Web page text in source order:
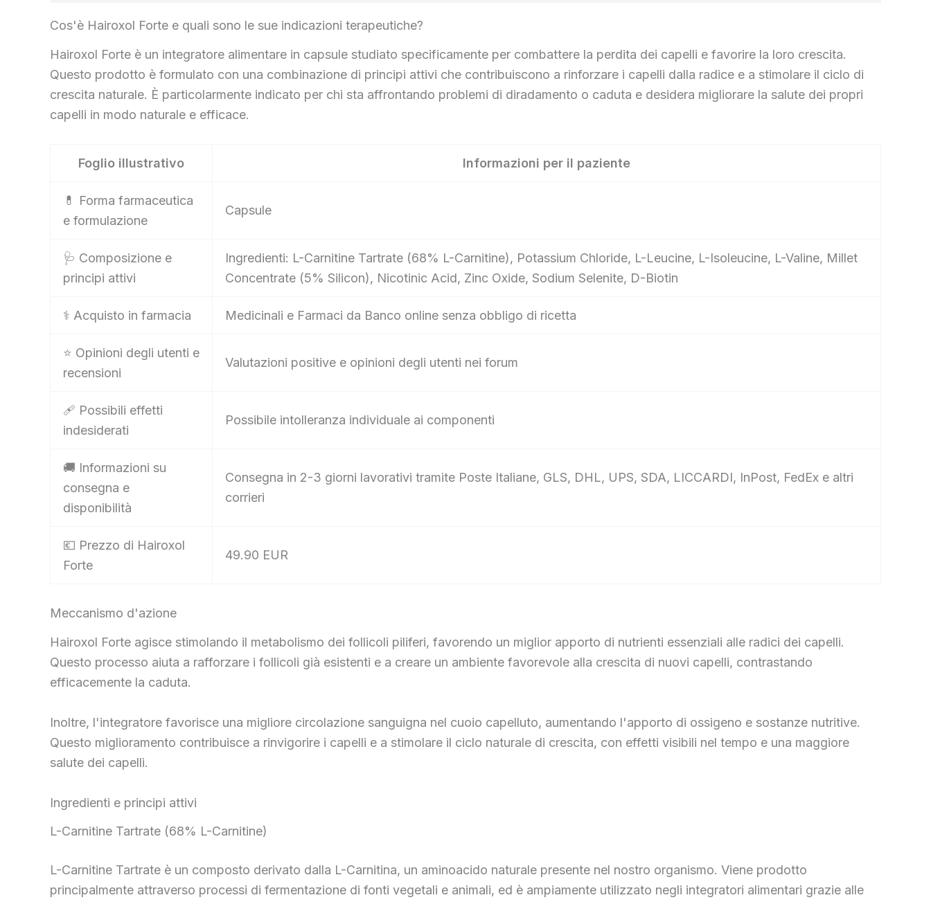
Cos'è Hairoxol Forte e quali sono le sue indicazioni terapeutiche?
Hairoxol Forte è un integratore alimentare in capsule studiato specificamente per combattere la perdita dei capelli e favorire la loro crescita.
Questo prodotto è formulato con una combinazione di principi attivi che contribuiscono a rinforzare i capelli dalla radice e a stimolare il ciclo di
crescita naturale. È particolarmente indicato per chi sta affrontando problemi di diradamento o caduta e desidera migliorare la salute dei propri
capelli in modo naturale e efficace.
Foglio illustrativo Informazioni per il paziente
💊 Forma farmaceutica
e formulazione
Capsule
🩺 Composizione e
principi attivi
Ingredienti: L-Carnitine Tartrate (68% L-Carnitine), Potassium Chloride, L-Leucine, L-Isoleucine, L-Valine, Millet
Concentrate (5% Silicon), Nicotinic Acid, Zinc Oxide, Sodium Selenite, D-Biotin
⚕️ Acquisto in farmacia Medicinali e Farmaci da Banco online senza obbligo di ricetta
⭐ Opinioni degli utenti e
recensioni
Valutazioni positive e opinioni degli utenti nei forum
🩹 Possibili effetti
indesiderati
Possibile intolleranza individuale ai componenti
🚚 Informazioni su
consegna e
disponibilità
Consegna in 2-3 giorni lavorativi tramite Poste Italiane, GLS, DHL, UPS, SDA, LICCARDI, InPost, FedEx e altri
corrieri
💶 Prezzo di Hairoxol
Forte
49.90 EUR
Meccanismo d'azione
Hairoxol Forte agisce stimolando il metabolismo dei follicoli piliferi, favorendo un miglior apporto di nutrienti essenziali alle radici dei capelli.
Questo processo aiuta a rafforzare i follicoli già esistenti e a creare un ambiente favorevole alla crescita di nuovi capelli, contrastando
efficacemente la caduta.
Inoltre, l'integratore favorisce una migliore circolazione sanguigna nel cuoio capelluto, aumentando l'apporto di ossigeno e sostanze nutritive.
Questo miglioramento contribuisce a rinvigorire i capelli e a stimolare il ciclo naturale di crescita, con effetti visibili nel tempo e una maggiore
salute dei capelli.
Ingredienti e principi attivi
L-Carnitine Tartrate (68% L-Carnitine)
L-Carnitine Tartrate è un composto derivato dalla L-Carnitina, un aminoacido naturale presente nel nostro organismo. Viene prodotto
principalmente attraverso processi di fermentazione di fonti vegetali e animali, ed è ampiamente utilizzato negli integratori alimentari grazie alle